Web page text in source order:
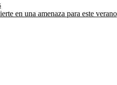
en una amenaza para este verano